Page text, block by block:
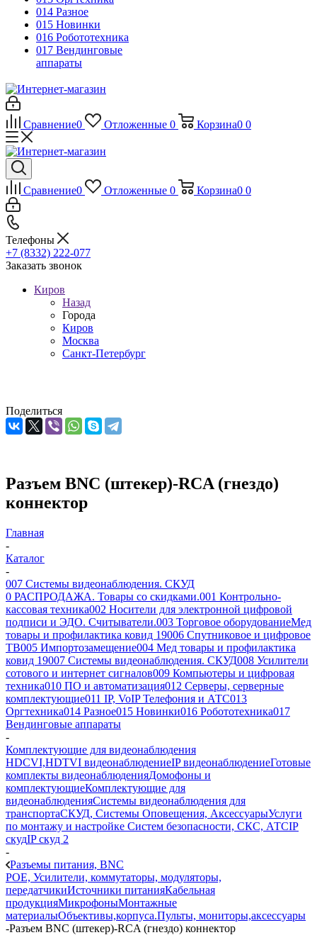
014 Разное
015 Новинки
016 Робототехника
017 Вендинговые
аппараты
Сравнение0 Отложенные 0 Корзина0 0
Сравнение0 Отложенные 0 Корзина0 0
Телефоны
+7 (8332) 222-077
Заказать звонок
Киров
Назад
Города
Киров
Москва
Санкт-Петербург
Поделиться
Разъем BNC (штекер)-RCA (гнездо)
коннектор
Главная
-
Каталог
-
007 Системы видеонаблюдения. СКУД
0 РАСПРОДАЖА. Товары со скидками.001 Контрольно-
кассовая техника002 Носители для электронной цифровой
подписи и ЭДО. Считыватели.003 Торговое оборудованиеМед
товары и профилактика ковид 19006 Спутниковое и цифровое
ТВ005 Импортозамещение004 Мед товары и профилактика
ковид 19007 Системы видеонаблюдения. СКУД008 Усилители
сотового и интернет сигналов009 Компьютеры и цифровая
техника010 ПО и автоматизация012 Серверы, серверные
комплектующие011 IP, VoIP Телефония и АТС013
Оргтехника014 Разное015 Новинки016 Робототехника017
Вендинговые аппараты
-
Комплектующие для видеонаблюдения
HDCVI,HDTVI видеонаблюдениеIP видеонаблюдениеГотовые
комплекты видеонаблюденияДомофоны и
комплектующиеКомплектующие для
видеонаблюденияСистемы видеонаблюдения для
транспортаСКУД, Системы Оповещения, АксессуарыУслуги
по монтажу и настройке Систем безопасности, СКС, АТСIP
скудIP скуд 2
-
Разъемы питания, BNC
POE, Усилители, коммутаторы, модуляторы,
передатчикиИсточники питанияКабельная
продукцияМикрофоныМонтажные
материалыОбъективы,корпуса.Пульты, мониторы,аксессуары
-Разъем BNC (штекер)-RCA (гнездо) коннектор